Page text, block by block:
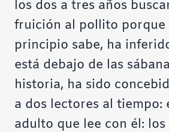
los dos a tres años
fruición al pollito porque
principio sabe, ha
está debajo de las
historia, ha sido
a dos lectores al tiempo:
adulto que lee con él: